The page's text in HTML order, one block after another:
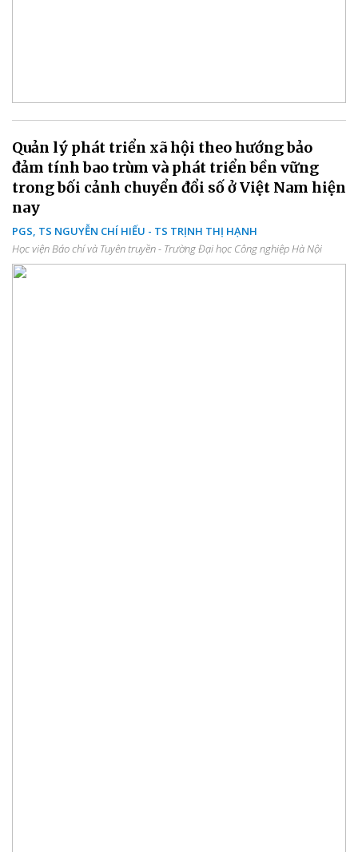
Quản lý phát triển xã hội theo hướng bảo
đảm tính bao trùm và phát triển bền vững
trong bối cảnh chuyển đổi số ở Việt Nam hiện
nay
PGS, TS NGUYỄN CHÍ HIẾU - TS TRỊNH THỊ HẠNH
Học viện Báo chí và Tuyên truyền - Trường Đại học Công nghiệp Hà Nội